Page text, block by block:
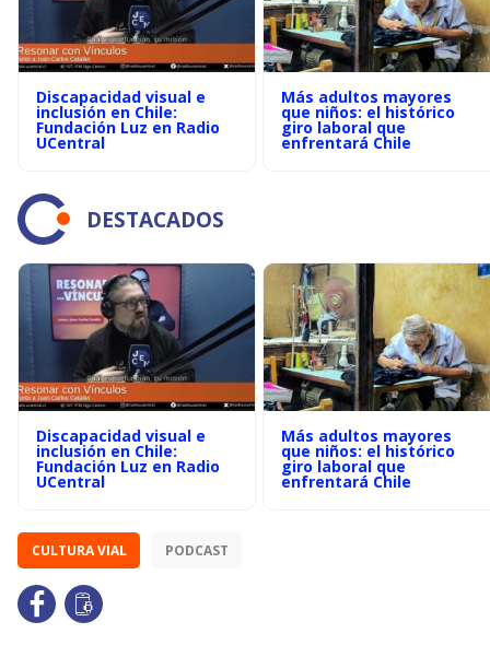
Discapacidad visual e
inclusión en Chile:
Fundación Luz en Radio
UCentral
Más adultos mayores
que niños: el histórico
giro laboral que
enfrentará Chile
DESTACADOS
Discapacidad visual e
inclusión en Chile:
Fundación Luz en Radio
UCentral
Más adultos mayores
que niños: el histórico
giro laboral que
enfrentará Chile
CULTURA VIAL PODCAST